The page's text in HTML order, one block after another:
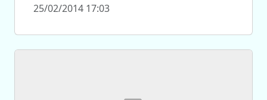
25/02/2014 17:03